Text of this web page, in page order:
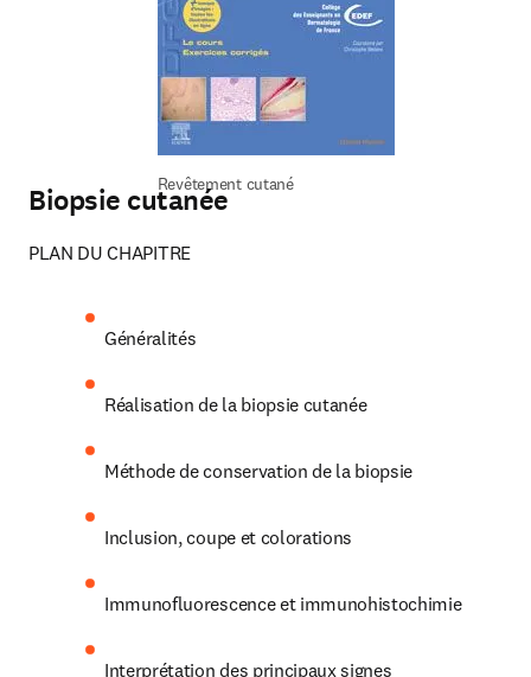
Revêtement cutané
Biopsie cutanée
PLAN DU CHAPITRE
Généralités
Réalisation de la biopsie cutanée
Méthode de conservation de la biopsie
Inclusion, coupe et colorations
Immunofluorescence et immunohistochimie
Interprétation des principaux signes